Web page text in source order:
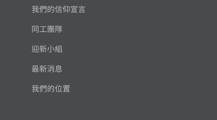
我們的信仰宣言
同工團隊
迎新小組
最新消息
我們的位置